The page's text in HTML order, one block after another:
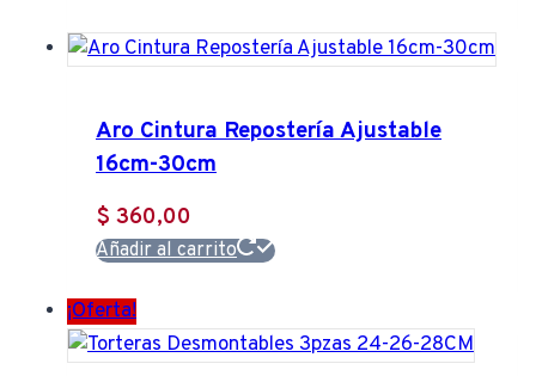
Aro Cintura Repostería Ajustable
16cm-30cm
$ 360,00
Añadir al carrito
¡Oferta!